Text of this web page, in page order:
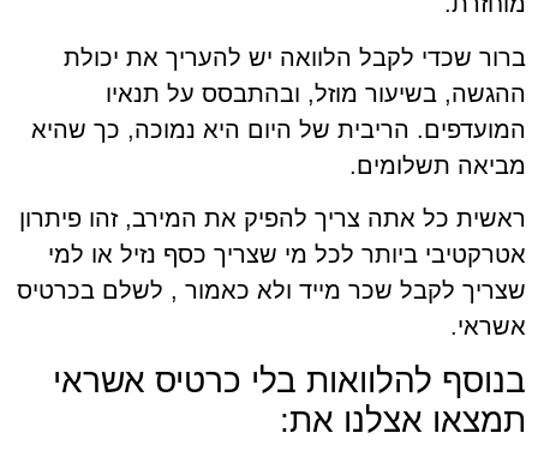
ברור שכדי לקבל הלוואה יש להעריך את יכולת
ההגשה, בשיעור מוזל, ובהתבסס על תנאיו
המועדפים. הריבית של היום היא נמוכה, כך שהיא
מביאה תשלומים.
ראשית כל אתה צריך להפיק את המירב, זהו פיתרון
אטרקטיבי ביותר לכל מי שצריך כסף נזיל או למי
שצריך לקבל שכר מייד ולא כאמור , לשלם בכרטיס
אשראי.
בנוסף להלוואות בלי כרטיס אשראי
תמצאו אצלנו את: